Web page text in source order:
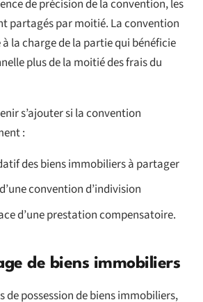
de précision de la convention, les
partagés par moitié. La convention
la charge de la partie qui bénéficie
plus de la moitié des frais du
s’ajouter si la convention
:
des biens immobiliers à partager
convention d’indivision
d’une prestation compensatoire.
de biens immobiliers
de possession de biens immobiliers,